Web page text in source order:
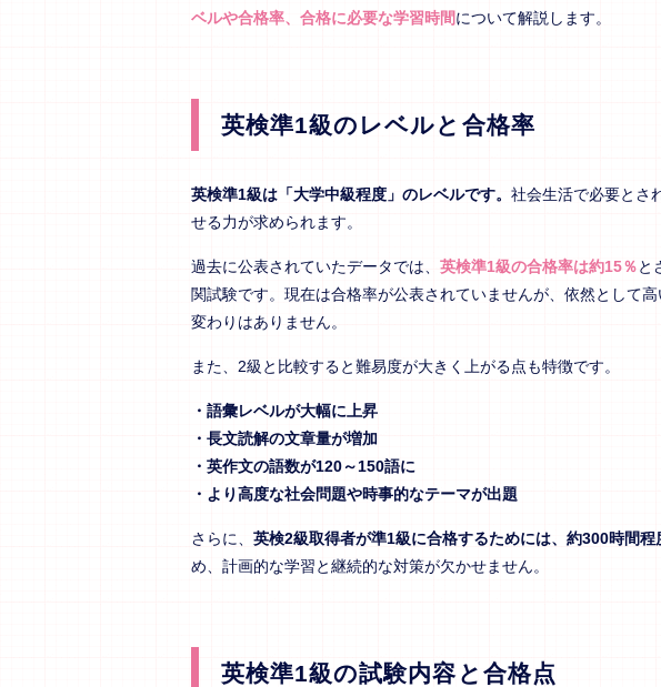
ベルや合格率、合格に必要な学習時間について解説します。
英検準1級のレベルと合格率
英検準1級は「大学中級程度」のレベルです。 社会生活で必要とさ
せる力が求められます。
過去に公表されていたデータでは、 英検準1級の合格率は約15％と
関試験です。現在は合格率が公表されていませんが、依然として
変わりはありません。
また、2級と比較すると難易度が大きく上がる点も特徴です。
・語彙レベルが大幅に上昇
・長文読解の文章量が増加
・英作文の語数が120～150語に
・より高度な社会問題や時事的なテーマが出題
さらに、 英検2級取得者が準1級に合格するためには、約300時間程
め、計画的な学習と継続的な対策が欠かせません。
英検準1級の試験内容と合格点